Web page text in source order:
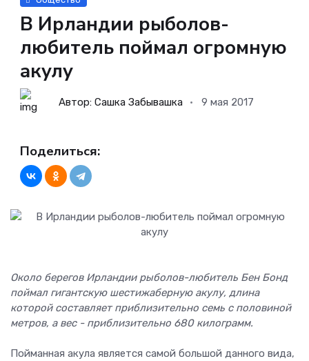
В Ирландии рыболов-
любитель поймал огромную
акулу
Автор: Сашка Забывашка 9 мая 2017
Поделиться:
Около берегов Ирландии рыболов-любитель Бен Бонд
поймал гигантскую шестижаберную акулу, длина
которой составляет приблизительно семь с половиной
метров, а вес - приблизительно 680 килограмм.
Пойманная акула является самой большой данного вида,